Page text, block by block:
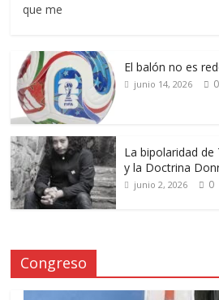
que me
El balón no es
junio 14, 2026 0
La bipolaridad de
y la Doctrina
junio 2, 2026 0
Congreso